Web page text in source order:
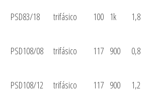
PSD83/18 trifásico 100 1k 1,8
PSD108/08 trifásico 117 900 0,8
PSD108/12 trifásico 117 900 1,2